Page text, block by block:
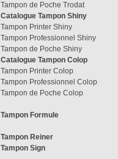
Tampon de Poche Trodat
Catalogue Tampon Shiny
Tampon Printer Shiny
Tampon Professionnel Shiny
Tampon de Poche Shiny
Catalogue Tampon Colop
Tampon Printer Colop
Tampon Professionnel Colop
Tampon de Poche Colop
Tampon Formule
Tampon Reiner
Tampon Sign